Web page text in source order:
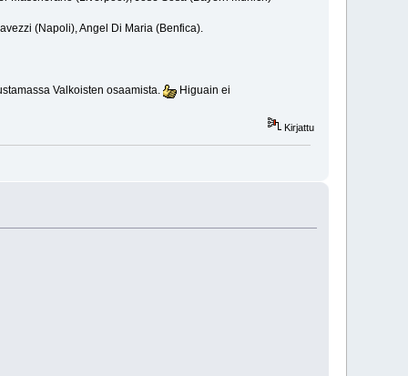
(Napoli), Angel Di Maria (Benfica).
Valkoisten osaamista.
Higuain ei
Kirjattu